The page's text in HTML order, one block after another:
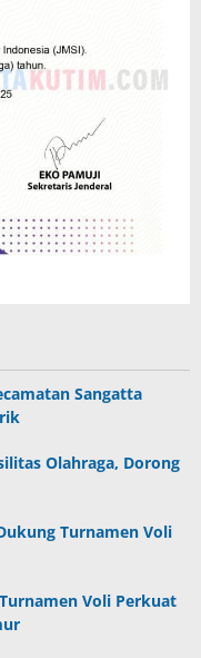
Sangatta
Olahraga, Dorong
Turnamen Voli
Voli Perkuat